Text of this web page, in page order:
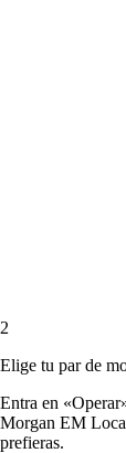
2
Elige tu par de
Entra en
Morgan EM
prefieras.